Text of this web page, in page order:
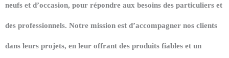
neufs et d’occasion, pour répondre aux besoins des particuliers et
des professionnels. Notre mission est d’accompagner nos clients
dans leurs projets, en leur offrant des produits fiables et un